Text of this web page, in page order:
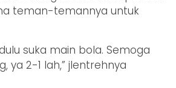
teman-temannya untuk
suka main bola. Semoga
ya 2-1 lah,” jlentrehnya